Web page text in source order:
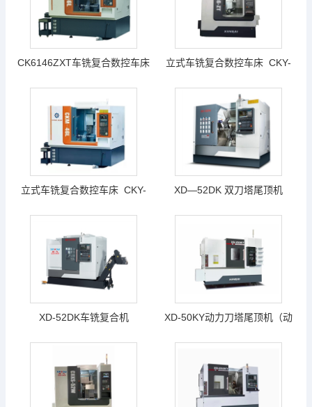
代21TB
CK6146ZXT车铣复合数控车床
（高配置）/ CKM46X数控车床
（4个侧铣头+Y轴+排刀型）—
新代系统
立式车铣复合数控车床 CKY-
46-ZT 技术文件
立式车铣复合数控车床 CKY-
46K
XD—52DK 双刀塔尾顶机
XD-52DK车铣复合机 XD-50KY动力刀塔尾顶机（动
力刀塔、带Y轴、带尾座）新代
系统22TB-E （（52刀塔尾座
机—X轴行程500mm Z轴大行